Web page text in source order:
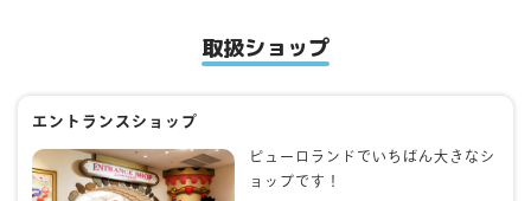
取扱ショップ
エントランスショップ
ピューロランドでいちばん大きなシ
ョップです！